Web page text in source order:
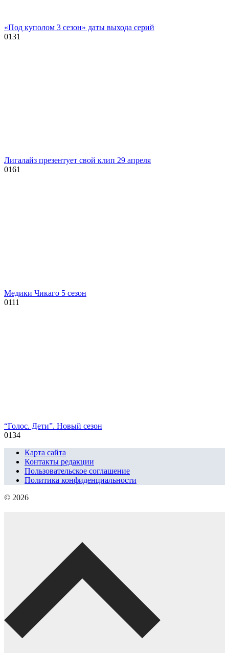
«Под куполом 3 сезон» даты выхода серий
0131
Лигалайз презентует свой клип 29 апреля
0161
Медики Чикаго 5 сезон
0111
“Голос. Дети”. Новый сезон
0134
Карта сайта
Контакты редакции
Пользовательское соглашение
Политика конфиденциальности
© 2026